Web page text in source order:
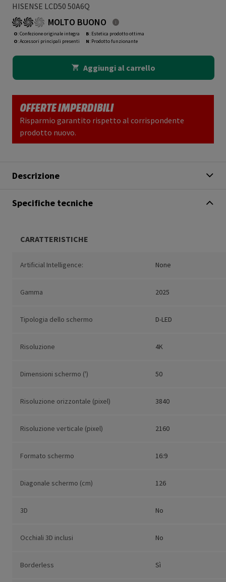
HISENSE LCD50 50A6Q
MOLTO BUONO
O: Confezione originale integra
O: Accessori principali presenti
B: Estetica prodotto ottima
N: Prodotto funzionante
Aggiungi al carrello
OFFERTE IMPERDIBILI
Risparmio garantito rispetto al corrispondente
prodotto nuovo.
Descrizione
Specifiche tecniche
CARATTERISTICHE
Artificial Intelligence: None
Gamma 2025
Tipologia dello schermo D-LED
Risoluzione 4K
Dimensioni schermo (') 50
Risoluzione orizzontale (pixel) 3840
Risoluzione verticale (pixel) 2160
Formato schermo 16:9
Diagonale schermo (cm) 126
3D No
Occhiali 3D inclusi No
Borderless Sì